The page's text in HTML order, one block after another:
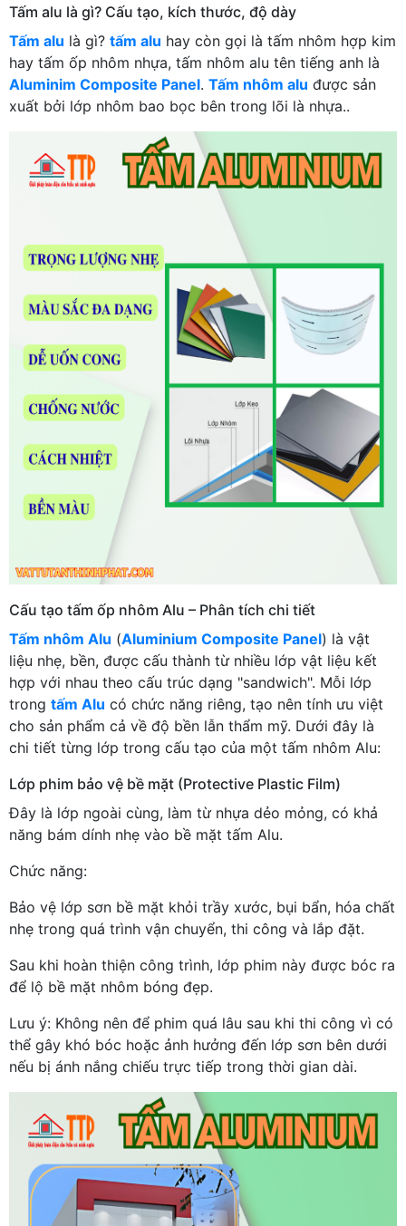
Tấm alu là gì? Cấu tạo, kích thước, độ dày
Tấm alu là gì? tấm alu hay còn gọi là tấm nhôm hợp kim
hay tấm ốp nhôm nhựa, tấm nhôm alu tên tiếng anh là
Aluminim Composite Panel. Tấm nhôm alu được sản
xuất bởi lớp nhôm bao bọc bên trong lõi là nhựa..
Cấu tạo tấm ốp nhôm Alu – Phân tích chi tiết
Tấm nhôm Alu (Aluminium Composite Panel) là vật
liệu nhẹ, bền, được cấu thành từ nhiều lớp vật liệu kết
hợp với nhau theo cấu trúc dạng "sandwich". Mỗi lớp
trong tấm Alu có chức năng riêng, tạo nên tính ưu việt
cho sản phẩm cả về độ bền lẫn thẩm mỹ. Dưới đây là
chi tiết từng lớp trong cấu tạo của một tấm nhôm Alu:
Lớp phim bảo vệ bề mặt (Protective Plastic Film)
Đây là lớp ngoài cùng, làm từ nhựa dẻo mỏng, có khả
năng bám dính nhẹ vào bề mặt tấm Alu.
Chức năng:
Bảo vệ lớp sơn bề mặt khỏi trầy xước, bụi bẩn, hóa chất
nhẹ trong quá trình vận chuyển, thi công và lắp đặt.
Sau khi hoàn thiện công trình, lớp phim này được bóc ra
để lộ bề mặt nhôm bóng đẹp.
Lưu ý: Không nên để phim quá lâu sau khi thi công vì có
thể gây khó bóc hoặc ảnh hưởng đến lớp sơn bên dưới
nếu bị ánh nắng chiếu trực tiếp trong thời gian dài.